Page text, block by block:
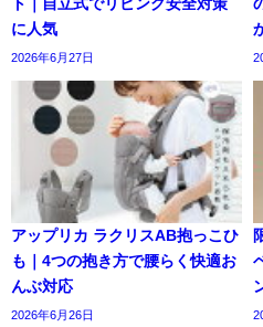
ト｜自立式でリビング安全対策
に人気
2026年6月27日
アップリカ ラクリスAB抱っこひ
も｜4つの抱き方で腰らく快適お
んぶ対応
2026年6月26日